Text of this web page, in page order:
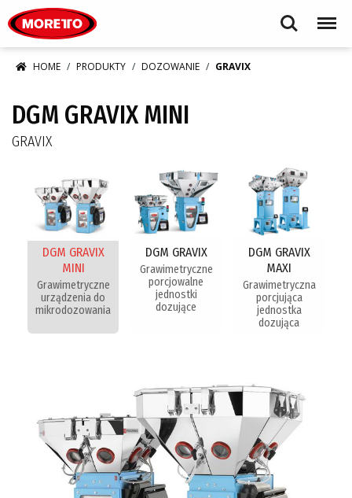
Search Menu
HOME PRODUKTY DOZOWANIE GRAVIX
DGM GRAVIX MINI
GRAVIX
DGM GRAVIX
MINI
Grawimetryczne
urządzenia do
mikrodozowania
DGM GRAVIX
Grawimetryczne
porcjowalne
jednostki
dozujące
DGM GRAVIX
MAXI
Grawimetryczna
porcjująca
jednostka
dozująca